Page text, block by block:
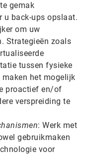
gemak
u back-ups opslaat.
om uw
Strategieën zoals
tussen fysieke
maken het mogelijk
proactief en/of
verspreiding te
: Werk met
gebruikmaken
voor